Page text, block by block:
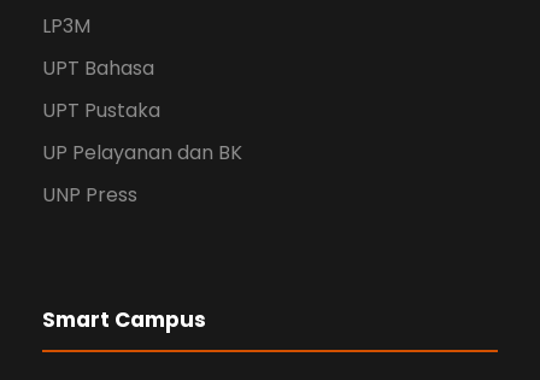
LP3M
UPT Bahasa
UPT Pustaka
UP Pelayanan dan BK
UNP Press
Smart Campus